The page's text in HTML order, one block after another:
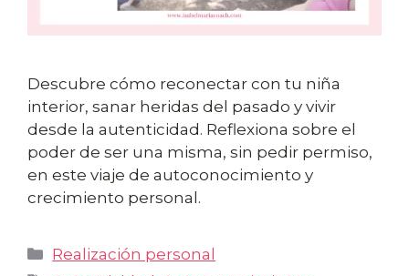
Descubre cómo reconectar con tu niña
interior, sanar heridas del pasado y vivir
desde la autenticidad. Reflexiona sobre el
poder de ser una misma, sin pedir permiso,
en este viaje de autoconocimiento y
crecimiento personal.
Categorías
Realización personal